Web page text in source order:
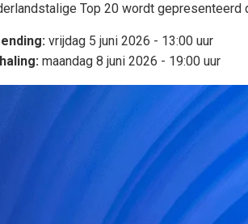
Top 20 wordt gepresenteerd
vrijdag 5 juni 2026 - 13:00 uur
maandag 8 juni 2026 - 19:00 uur